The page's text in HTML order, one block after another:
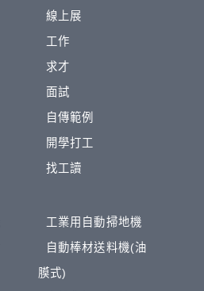
線上展
工作
求才
面試
自傳範例
開學打工
找工讀
工業用自動掃地機
自動棒材送料機(油
膜式)